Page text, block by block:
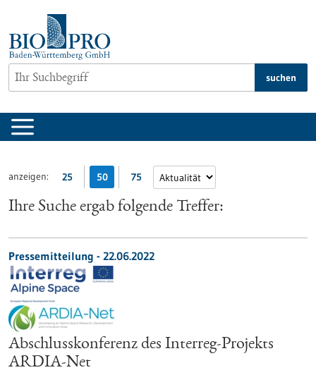
springen
suchen
anzeigen: 25 50 75
Ihre Suche ergab folgende Treffer:
Pressemitteilung - 22.06.2022
Abschlusskonferenz des Interreg-Projekts
ARDIA-Net